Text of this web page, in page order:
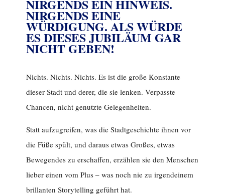
NIRGENDS EIN HINWEIS.
NIRGENDS EINE
WÜRDIGUNG. ALS WÜRDE
ES DIESES JUBILÄUM GAR
NICHT GEBEN!
Nichts. Nichts. Nichts. Es ist die große Konstante
dieser Stadt und derer, die sie lenken. Verpasste
Chancen, nicht genutzte Gelegenheiten.
Statt aufzugreifen, was die Stadtgeschichte ihnen vor
die Füße spült, und daraus etwas Großes, etwas
Bewegendes zu erschaffen, erzählen sie den Menschen
lieber einen vom Plus – was noch nie zu irgendeinem
brillanten Storytelling geführt hat.